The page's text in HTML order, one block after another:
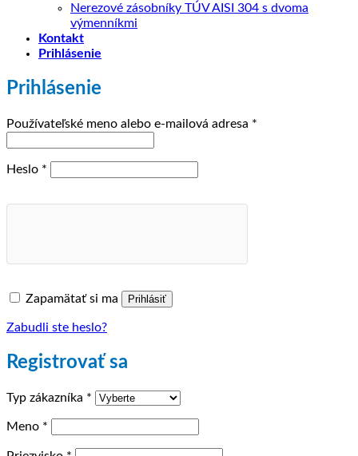
Nerezové zásobníky TÚV AISI 304 s dvoma
výmenníkmi
Kontakt
Prihlásenie
Prihlásenie
Používateľské meno alebo e-mailová adresa *
Heslo *
Zapamätať si ma Prihlásiť
Zabudli ste heslo?
Registrovať sa
Typ zákazníka *
Meno *